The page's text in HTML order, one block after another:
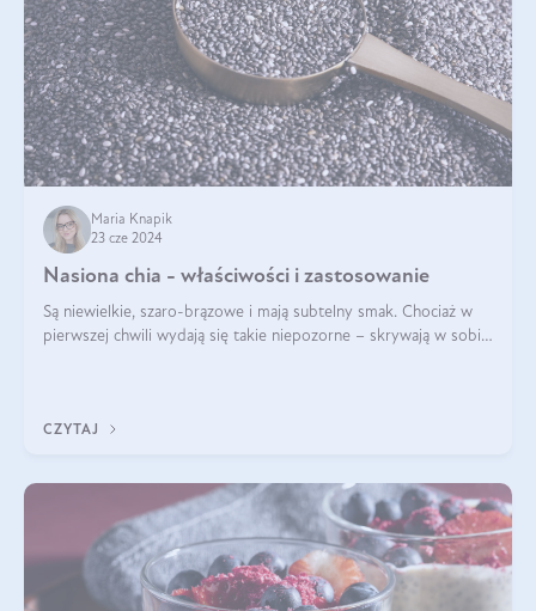
Maria Knapik
23 cze 2024
Nasiona chia - właściwości i zastosowanie
Są niewielkie, szaro-brązowe i mają subtelny smak. Chociaż w
pierwszej chwili wydają się takie niepozorne – skrywają w sobie
CZYTAJ